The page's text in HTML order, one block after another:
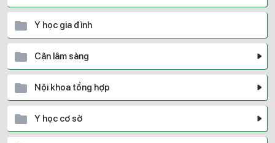
Y học gia đình
Cận lâm sàng
Nội khoa tổng hợp
Y học cơ sở